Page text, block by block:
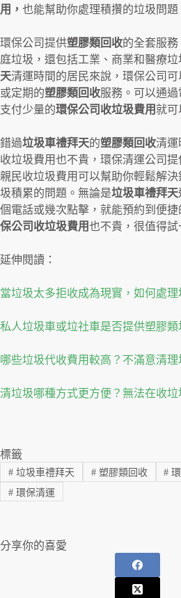
用， 也能幫助你處理積攢的垃圾問題
環保公司提供塑膠類回收的全套服
庭垃圾，還包括工業、商業和醫療
天清運時間的居民來說，環保公司
或定期的塑膠類回收服務。可以通
支付少量的環保公司收垃圾費用 就可
錯過垃圾車禮拜天的塑膠類回收清運
收垃圾費用也不貴，環保清運公司提
親民收垃圾費用可以幫助你輕鬆解決
圾積累的問題。無論是垃圾車禮拜天
個電話或幾次點擊，就能預約到便捷
保公司收垃圾費用也不貴，很值得試
延伸閱讀：
當垃圾太多拒收成為現實，如何處理
私人垃圾車或垃社車是否提供塑膠類
哪些垃圾代收費用較高？不滿意清
清垃圾哪種方式更方便？無法在收垃
標籤
#垃圾車禮拜天 #塑膠類回收 #
#環保清運
分享你的喜愛